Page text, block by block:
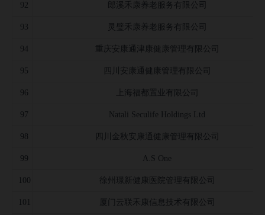
92 郎溪禾康养老服务有限公司
93 灵璧禾康养老服务有限公司
94 重庆安康通津康健康管理有限公司
95 四川安康通健康管理有限公司
96 上海福都置业有限公司
97 Natali Seculife Holdings Ltd
98 四川金秋安康通健康管理有限公司
99 A.S One
100 徐州璟新健康医院管理有限公司
101 厦门云联禾康信息技术有限公司